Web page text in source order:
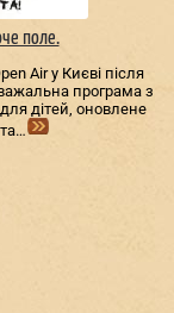
поле.
Air у Києві після
програма з
дітей, оновлене